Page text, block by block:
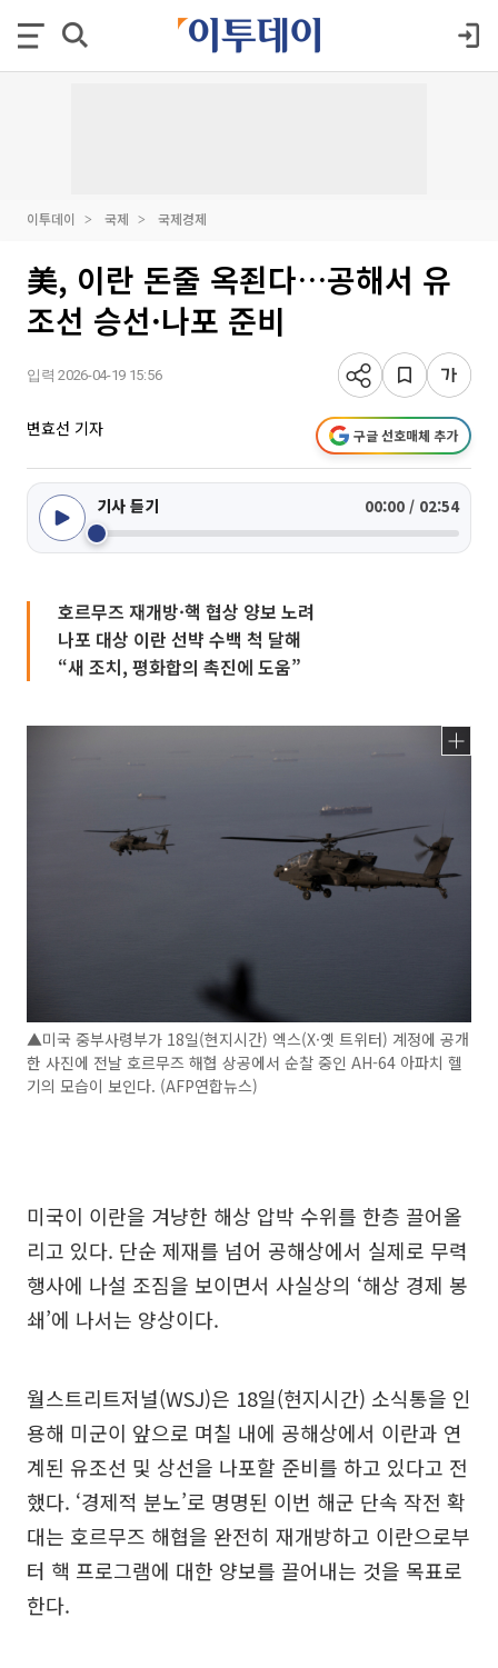
이투데이 국제 국제경제
美, 이란 돈줄 옥죈다…공해서 유
조선 승선·나포 준비
입력 2026-04-19 15:56
변효선 기자 구글 선호매체 추가
기사 듣기 00:00 / 02:54
호르무즈 재개방·핵 협상 양보 노려
나포 대상 이란 선뱍 수백 척 달해
“새 조치, 평화합의 촉진에 도움”
▲미국 중부사령부가 18일(현지시간) 엑스(X·옛 트위터) 계정에 공개
한 사진에 전날 호르무즈 해협 상공에서 순찰 중인 AH-64 아파치 헬
기의 모습이 보인다. (AFP연합뉴스)
미국이 이란을 겨냥한 해상 압박 수위를 한층 끌어올
리고 있다. 단순 제재를 넘어 공해상에서 실제로 무력
행사에 나설 조짐을 보이면서 사실상의 ‘해상 경제 봉
쇄’에 나서는 양상이다.
월스트리트저널(WSJ)은 18일(현지시간) 소식통을 인
용해 미군이 앞으로 며칠 내에 공해상에서 이란과 연
계된 유조선 및 상선을 나포할 준비를 하고 있다고 전
했다. ‘경제적 분노’로 명명된 이번 해군 단속 작전 확
대는 호르무즈 해협을 완전히 재개방하고 이란으로부
터 핵 프로그램에 대한 양보를 끌어내는 것을 목표로
한다.